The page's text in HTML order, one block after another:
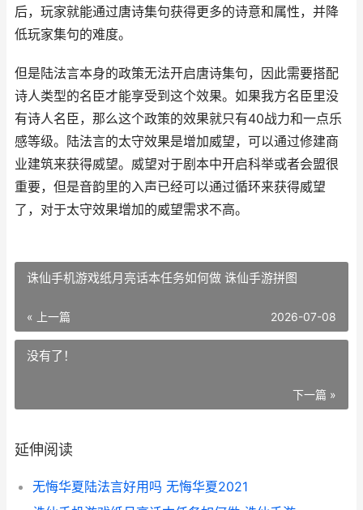
后，玩家就能通过唐诗集句获得更多的诗意和属性，并降
低玩家集句的难度。
但是陆法言本身的政策无法开启唐诗集句，因此需要搭配
诗人类型的名臣才能享受到这个效果。如果我方名臣里没
有诗人名臣，那么这个政策的效果就只有40战力和一点乐
感等级。陆法言的太守效果是增加威望，可以通过修建商
业建筑来获得威望。威望对于剧本中开启科举或者会盟很
重要，但是音韵里的入声已经可以通过循环来获得威望
了，对于太守效果增加的威望需求不高。
诛仙手机游戏纸月亮话本任务如何做 诛仙手游拼图
« 上一篇 2026-07-08
没有了！
下一篇 »
延伸阅读
无悔华夏陆法言好用吗 无悔华夏2021